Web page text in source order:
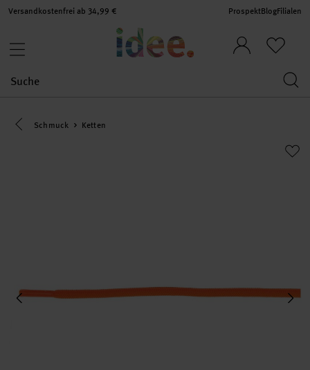
Versandkostenfrei ab 34,99 € ProspektBlogFilialen
Eine Kategorie zurück navigieren
Schmuck Ketten